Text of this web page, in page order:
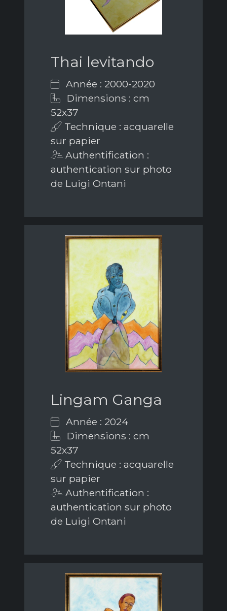
Thai levitando
Année : 2000-2020
Dimensions : cm
52x37
Technique : acquarelle
sur papier
Authentification :
authentication sur photo
de Luigi Ontani
Lingam Ganga
Année : 2024
Dimensions : cm
52x37
Technique : acquarelle
sur papier
Authentification :
authentication sur photo
de Luigi Ontani